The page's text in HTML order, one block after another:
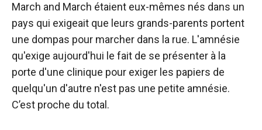
March and March étaient eux-mêmes nés dans un
pays qui exigeait que leurs grands-parents portent
une dompas pour marcher dans la rue. L'amnésie
qu'exige aujourd'hui le fait de se présenter à la
porte d'une clinique pour exiger les papiers de
quelqu'un d'autre n'est pas une petite amnésie.
C’est proche du total.